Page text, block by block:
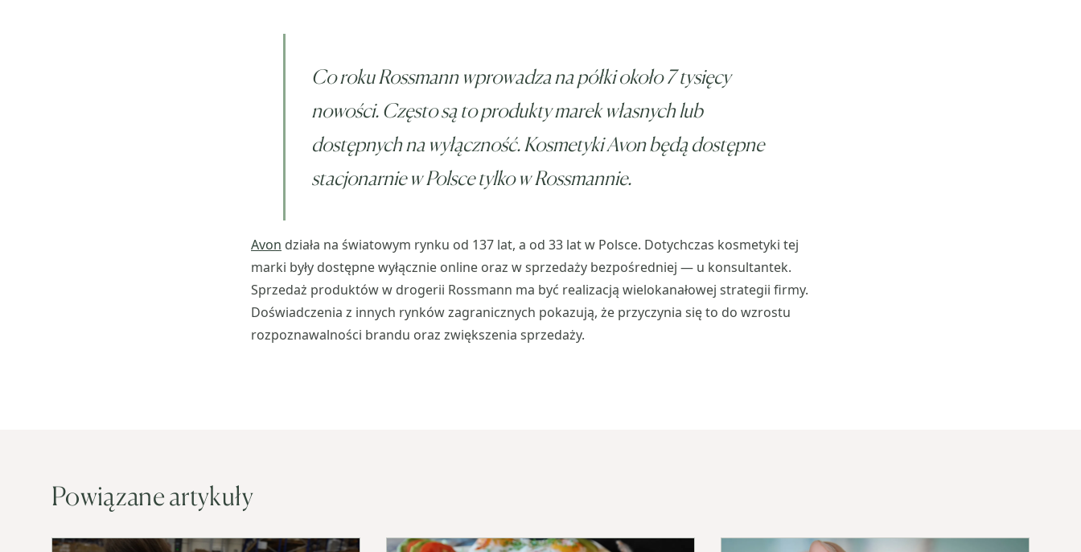
Co roku Rossmann wprowadza na półki około 7 tysięcy
nowości. Często są to produkty marek własnych lub
dostępnych na wyłączność. Kosmetyki Avon będą dostępne
stacjonarnie w Polsce tylko w Rossmannie.
Avon działa na światowym rynku od 137 lat, a od 33 lat w Polsce. Dotychczas kosmetyki tej
marki były dostępne wyłącznie online oraz w sprzedaży bezpośredniej — u konsultantek.
Sprzedaż produktów w drogerii Rossmann ma być realizacją wielokanałowej strategii firmy.
Doświadczenia z innych rynków zagranicznych pokazują, że przyczynia się to do wzrostu
rozpoznawalności brandu oraz zwiększenia sprzedaży.
Powiązane artykuły